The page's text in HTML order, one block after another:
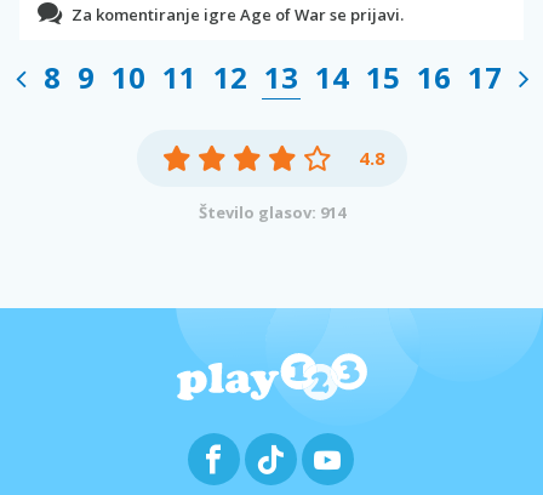
Za komentiranje igre Age of War se prijavi.
8 9 10 11 12 13 14 15 16 17
4.8
Število glasov: 914